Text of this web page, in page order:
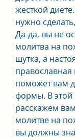
жесткой
нужно
Да-да, вы не
молитва на
шутка, а
православная
поможет вам
формы. В этой
расскажем
молитве на
вы должны